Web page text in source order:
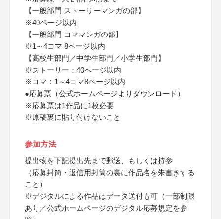
【一般部門 ストーリーマンガの部】
※40ページ以内
【一般部門 コママンガの部】
※1～4コマ 8ページ以内
【高校生部門／中学生部門／小学生部門】
※ストーリー：40ページ以内
※コマ：1～4コマ8ページ以内
●応募票（公式ホームページよりダウンロード）
※応募票は1作品に1枚必要
※原稿裏に貼り付けないこと
参加方法
提出物を下記提出先まで郵送、もしくは持参
（応募封筒・返信用封筒の裏に作品名を朱書きする
こと）
※デジタルによる作品はデータ送付も可（一部制限
あり／公式ホームページのデジタル応募規定を参